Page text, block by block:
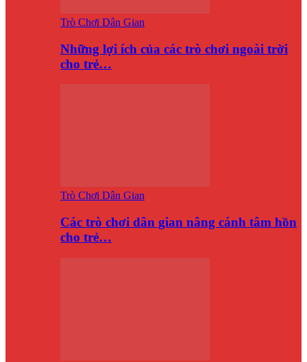
Trò Chơi Dân Gian
Những lợi ích của các trò chơi ngoài trời
cho trẻ…
Trò Chơi Dân Gian
Các trò chơi dân gian nâng cánh tâm hồn
cho trẻ…